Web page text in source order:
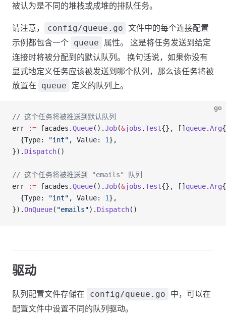
被认为是不同的堆栈或成堆的排队任务。
请注意， config/queue.go 文件中的每个连接配置
示例都包含一个 queue
属性。 这是将任务发送到给定
连接时将被分配到的默认队列。 换句话说，如果你没有
显式地定义任务应该被发送到哪个队列，那么该任务将被
放置在
queue 定义的队列上。
go
// 这个任务将被推送到默认队列
err
:= facades.Queue().Job(&jobs .Test{}, [] queue.Arg{
  {Type:
"int" , Value: 1},
}). Dispatch()
// 这个任务将被推送到 "emails" 队列
err
:= facades.Queue().Job(&jobs .Test{}, [] queue.Arg{
  {Type:
"int" , Value: 1},
}).OnQueue( "emails"). Dispatch()
驱动
队列配置文件存储在 config/queue.go
中，可以在
配置文件中设置不同的队列驱动。